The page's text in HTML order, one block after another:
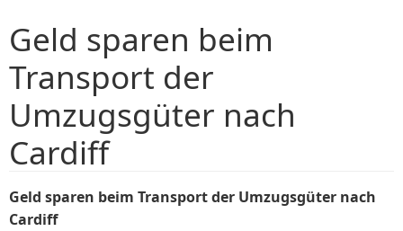
Geld sparen beim
Transport der
Umzugsgüter nach
Cardiff
Geld sparen beim Transport der Umzugsgüter nach
Cardiff